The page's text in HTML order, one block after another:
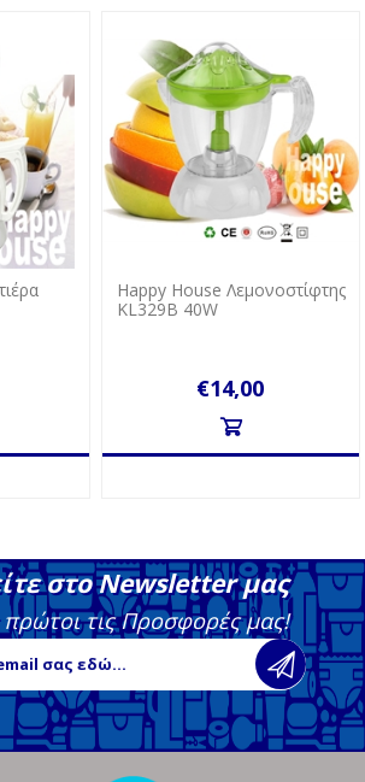
Happy House Λεμονοστίφτης
KL329B 40W
€14,00
στο Newsletter μας
τις Προσφορές μας!